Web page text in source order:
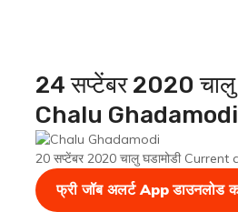
24 सप्टेंबर 2020 चालु
Chalu Ghadamodi
20 सप्टेंबर 2020 चालु घडामोडी Current
फ्री जॉब अलर्ट App डाउनलोड